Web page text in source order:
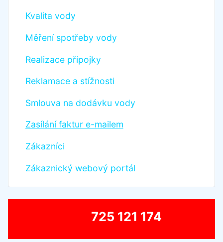
Kvalita vody
Měření spotřeby vody
Realizace přípojky
Reklamace a stížnosti
Smlouva na dodávku vody
Zasílání faktur e-mailem
Zákazníci
Zákaznický webový portál
725 121 174